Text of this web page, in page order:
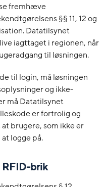
fremhæve
§§ 11, 12 og
Datatilsynet
iagttaget i regionen, når
til løsningen.
til login, må løsningen
og ikke-
må Datatilsynet
er fortrolig og
brugere, som ikke er
logge på.
brik